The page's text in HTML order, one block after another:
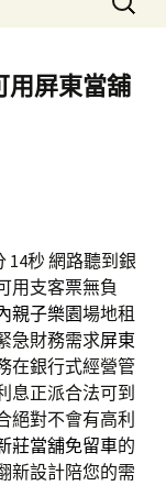
尋
鍵
字:
用屏東當舖
14秒網路聽到銀
用支客票無負
親子樂園場地租
急財務需求屏東
在銀行式經營管
息正派合法可到
絕對不會有高利
莊當舖免留車的
新設計陪您的需